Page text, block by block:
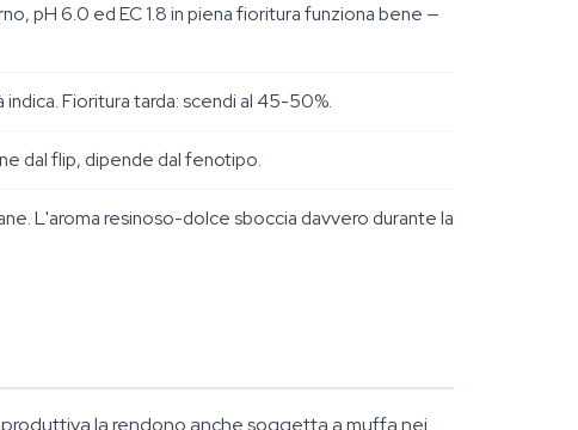
pH 6.0 ed EC 1.8 in piena fioritura funziona bene —
Fioritura tarda: scendi al 45-50%.
dal flip, dipende dal fenotipo.
L'aroma resinoso-dolce sboccia davvero durante la
la rendono anche soggetta a muffa nei